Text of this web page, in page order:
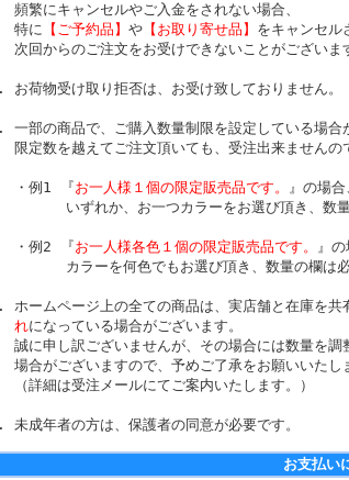
頻繁にキャンセルやご入金をされない場合、
特に 【ご予約品】 や【お取り寄せ品】 をキャンセル
次回からのご注文をお受けできないことがございま
お荷物受け取り拒否は、お受け致しておりません。
一部の商品で、ご購入数量制限を設定している場合
限定数を越えてご注文頂いても、受注出来ませんの
・例1 『お一人様１個の限定販売品です。 』の場合
いずれか、お一つカラーをお選び頂き、数量
・例2 『お一人様各色１個の限定販売品です。 』の
カラーを何色でもお選び頂き、数量の欄は
ホームページ上の全ての商品は、実店舗と在庫を
れになっている場合がございます。
誠に申し訳ございませんが、その場合には数量を
場合がございますので、予めご了承をお願いいたし
（詳細は受注メールにてご案内いたします。）
未成年者の方は、保護者の同意が必要です。
お支払い